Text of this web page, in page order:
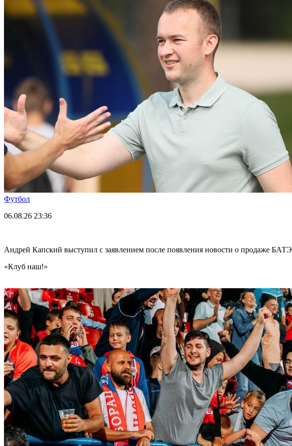
Футбол
06.08.26 23:36
Андрей Капский выступил с заявлением после появления новости о продаже БАТЭ
«Клуб наш!»